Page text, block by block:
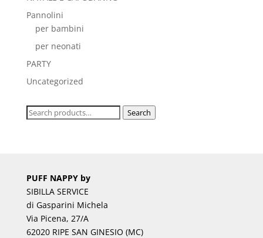
Pannolini
per bambini
per neonati
PARTY
Uncategorized
Search
Search
PUFF NAPPY by
SIBILLA SERVICE
di Gasparini Michela
Via Picena, 27/A
62020 RIPE SAN GINESIO (MC)